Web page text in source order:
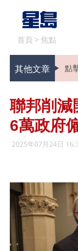
首頁 > 焦點
其他文章 點
聯邦削減
6萬政府
2025年07月24日